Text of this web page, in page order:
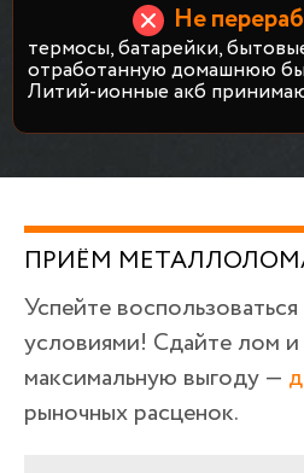
Не
термосы, батарейки,
отработанную домашнюю
Литий-ионные акб
ПРИЁМ
Успейте
условиями! Сдайте лом и
максимальную выгоду —
рыночных расценок.